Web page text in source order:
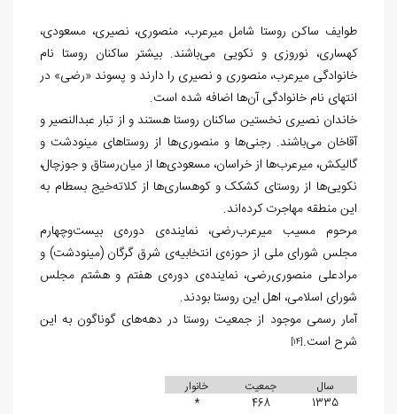
طوایف ساکن روستا شامل میرعرب، منصوری، نصیری، مسعودی،
کهساری، نوروزی و نکویی می‌باشند. بیشتر ساکنان روستا نام
خانوادگی میرعرب، منصوری و نصیری را دارند و پسوند «رضی» در
انتهای نام خانوادگی آن‌ها اضافه شده است.
خاندان نصیری نخستین ساکنان روستا هستند و از تبار عبدالنصیر و
آقاخان می‌باشند. رجنی‌ها و منصوری‌ها از روستاهای مینودشت و
گالیکش، میرعرب‌ها از خراسان، مسعودی‌ها از میان‌رستاق و جوزچال،
نکویی‌ها از روستای کشکک و کوهساری‌ها از کلاته‌خیج بسطام به
این منطقه مهاجرت کرده‌اند.
مرحوم مسیب میرعرب‌رضی، نماینده‌ی دوره‌ی بیست‌وچهارم
مجلس شورای ملی از حوزه‌ی انتخابیه‌ی شرق گرگان (مینودشت) و
مرادعلی منصوری‌رضی، نماینده‌ی دوره‌ی هفتم و هشتم مجلس
شورای اسلامی، اهل این روستا بودند.
آمار رسمی موجود از جمعیت روستا در دهه‌های گوناگون به این
شرح است.[14]
سال جمعیت
خانوار
1335
468
*